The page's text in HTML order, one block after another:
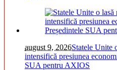
august 9, 2026Statele Unite
intensifică presiunea
SUA pentru AXIOS